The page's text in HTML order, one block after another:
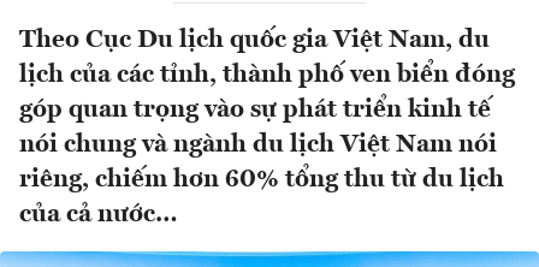
Theo Cục Du lịch quốc gia Việt Nam, du
lịch của các tỉnh, thành phố ven biển đóng
góp quan trọng vào sự phát triển kinh tế
nói chung và ngành du lịch Việt Nam nói
riêng, chiếm hơn 60% tổng thu từ du lịch
của cả nước…